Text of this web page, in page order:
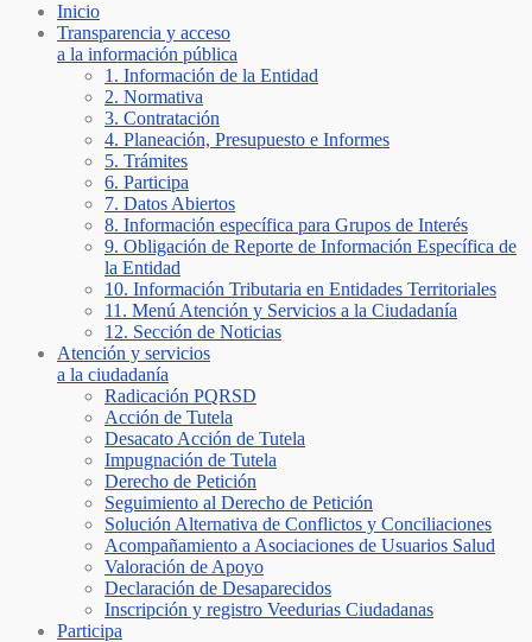
Inicio
Transparencia y acceso
a la información pública
1. Información de la Entidad
2. Normativa
3. Contratación
4. Planeación, Presupuesto e Informes
5. Trámites
6. Participa
7. Datos Abiertos
8. Información específica para Grupos de Interés
9. Obligación de Reporte de Información Específica de
la Entidad
10. Información Tributaria en Entidades Territoriales
11. Menú Atención y Servicios a la Ciudadanía
12. Sección de Noticias
Atención y servicios
a la ciudadanía
Radicación PQRSD
Acción de Tutela
Desacato Acción de Tutela
Impugnación de Tutela
Derecho de Petición
Seguimiento al Derecho de Petición
Solución Alternativa de Conflictos y Conciliaciones
Acompañamiento a Asociaciones de Usuarios Salud
Valoración de Apoyo
Declaración de Desaparecidos
Inscripción y registro Veedurias Ciudadanas
Participa